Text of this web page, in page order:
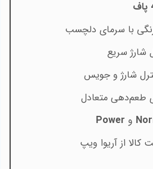
با سرمای دلچسب
شارژ سریع
شارژ و جویس
طعم‌دهی متعادل
و Power
از آریوا ویپ